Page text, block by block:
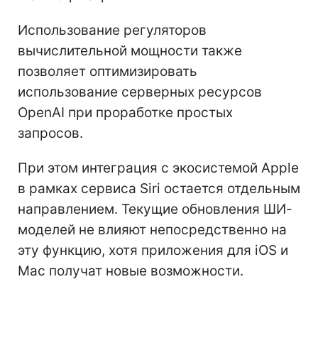
Использование регуляторов
вычислительной мощности также
позволяет оптимизировать
использование серверных ресурсов
OpenAI при проработке простых
запросов.
При этом интеграция с экосистемой Apple
в рамках сервиса Siri остается отдельным
направлением. Текущие обновления ШИ-
моделей не влияют непосредственно на
эту функцию, хотя приложения для iOS и
Mac получат новые возможности.